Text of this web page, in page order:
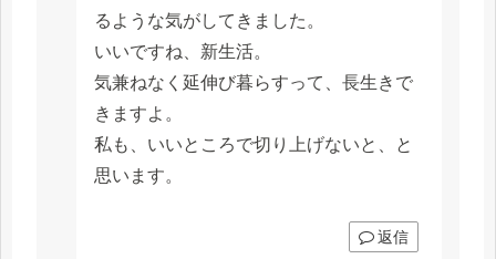
るような気がしてきました。
いいですね、新生活。
気兼ねなく延伸び暮らすって、長生きで
きますよ。
私も、いいところで切り上げないと、と
思います。
返信